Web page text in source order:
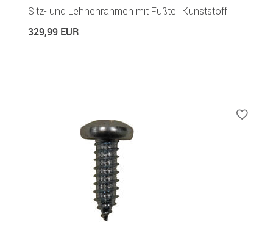
Sitz- und Lehnenrahmen mit Fußteil Kunststoff
329,99 EUR